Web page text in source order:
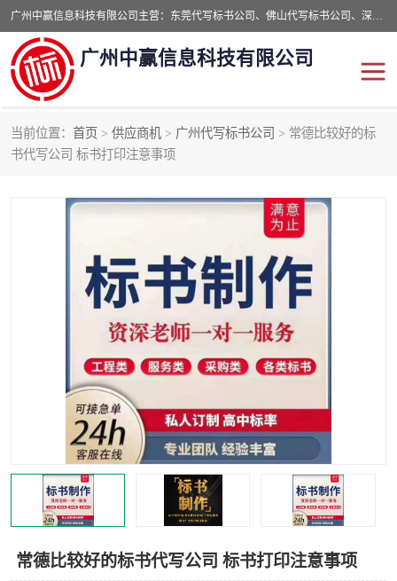
广州中赢信息科技有限公司主营：东莞代写标书公司、佛山代写标书公司、深圳代写标书公司等,食品类标书、工程类类标书,经验丰富的标书制作团队,24小时加急服务,多对一服务。
广州中赢信息科技有限公司
当前位置： 首页 > 供应商机 > 广州代写标书公司 > 常德比较好的标
书代写公司 标书打印注意事项
常德比较好的标书代写公司 标书打印注意事项
东莞代写标书公司
深圳代写标书公司 广州代写标书公司